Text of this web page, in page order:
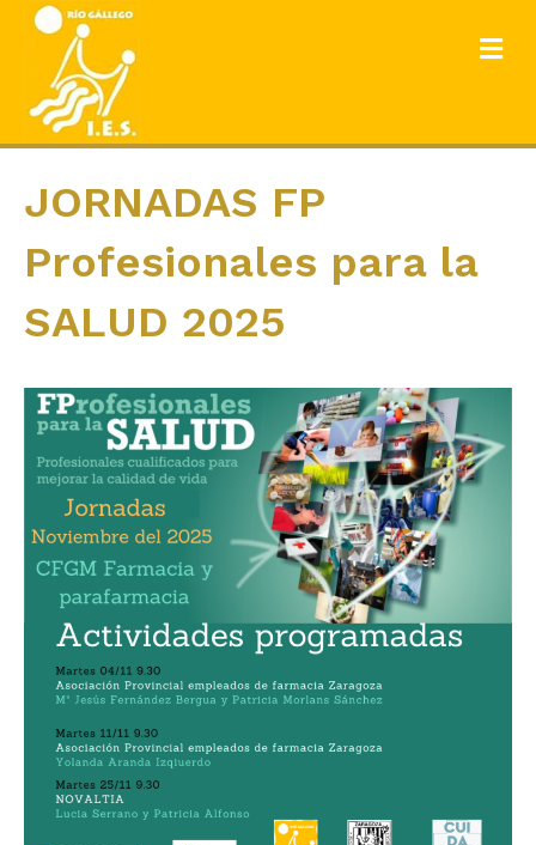
JORNADAS FP
Profesionales para la
SALUD 2025